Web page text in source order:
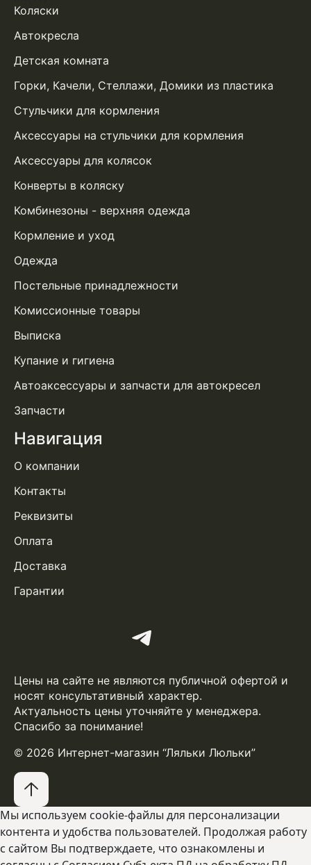
Коляски
Автокресла
Детская комната
Горки, Качели, Стеллажи, Домики из пластика
Стульчики для кормления
Аксессуары на стульчики для кормления
Аксессуары для колясок
Конверты в коляску
Комбинезоны - верхняя одежда
Кормление и уход
Одежда
Постельные принадлежности
Комиссионные товары
Выписка
Купание и гигиена
Автоаксессуары и запчасти для автокресел
Запчасти
Навигация
О компании
Контакты
Реквизиты
Оплата
Доставка
Гарантии
Цены на сайте не являются публичной офертой и
носят консультативный характер.
Актуальность цены уточняйте у менеджера.
Спасибо за понимание!
© 2026 Интернет-магазин “Ляльки Люльки”
Мы используем cookie-файлы для персонализации
контента и удобства пользователей. Продолжая работу
с сайтом Вы подтверждаете, что ознакомлены и